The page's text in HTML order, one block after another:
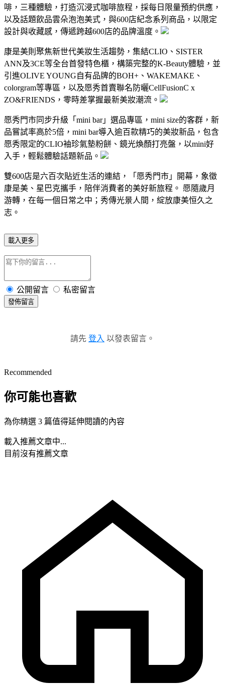
啡，三種體驗，打造沉浸式咖啡旅程，採每日限量預約供應，
以及話題飲品雲朵泡泡美式，與600店紀念系列商品，以限定
設計與收藏感，傳遞跨越600店的品牌溫度。
康是美則聚焦新世代美妝生活趨勢，集結CLIO、SISTER
ANN及3CE等全台首發特色櫃，構築完整的K-Beauty體驗，並
引進OLIVE YOUNG自有品牌的BOH+、WAKEMAKE、
colorgram等專區，以及愿秀首賣聯名防曬CellFusionC x
ZO&FRIENDS，零時差掌握最新美妝潮流。
愿秀門市同步升級「mini bar」選品專區，mini size的客群，新
品嘗試率高於5倍，mini bar導入逾百款精巧的美妝新品，包含
愿秀限定的CLIO袖珍氣墊粉餅、鏡光煥顏打亮盤，以mini好
入手，輕鬆體驗話題新品。
雙600店是六百次貼近生活的連結，「愿秀門市」開幕，象徵
康是美、星巴克攜手，陪伴消費者的美好新旅程。 愿隨歲月
游轉，在每一個日常之中；秀傳光景人間，綻放康美恒久之
志。
載入更多
公開留言 私密留言
發佈留言
請先 登入 以發表留言。
Recommended
你可能也喜歡
為你精選 3 篇值得延伸閱讀的內容
載入推薦文章中...
目前沒有推薦文章